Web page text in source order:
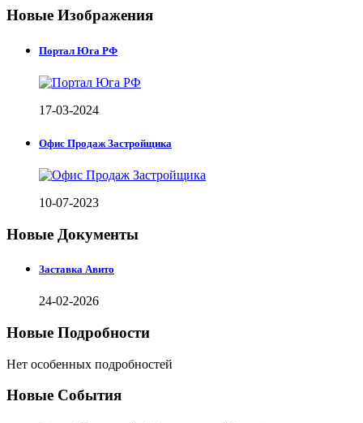
Новые Изображения
Портал Юга РФ
17-03-2024
Офис Продаж Застройщика
10-07-2023
Новые Документы
Заставка Авито
24-02-2026
Новые Подробности
Нет особенных подробностей
Новые События